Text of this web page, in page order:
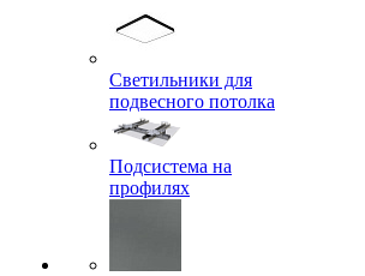
Светильники для
подвесного потолка
Подсистема на
профилях